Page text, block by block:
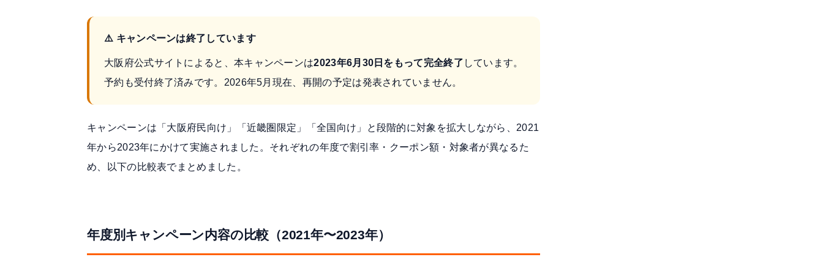
⚠️ キャンペーンは終了しています
大阪府公式サイト によると、本キャンペーンは2023年6月30日をもって完全終了 しています。
予約も受付終了済みです。2026年5月現在、再開の予定は発表されていません。
キャンペーンは「大阪府民向け」「近畿圏限定」「全国向け」と段階的に対象を拡大しながら、2021
年から2023年にかけて実施されました。それぞれの年度で割引率・クーポン額・対象者が異なるた
め、以下の比較表でまとめました。
年度別キャンペーン内容の比較（2021年〜2023年）